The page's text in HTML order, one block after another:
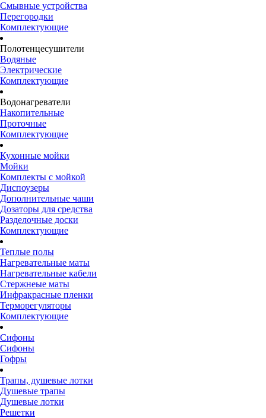
Смывные устройства
Перегородки
Комплектующие
Полотенцесушители
Водяные
Электрические
Комплектующие
Водонагреватели
Накопительные
Проточные
Комплектующие
Кухонные мойки
Мойки
Комплекты с мойкой
Диспоузеры
Дополнительные чаши
Дозаторы для средства
Разделочные доски
Комплектующие
Теплые полы
Нагревательные маты
Нагревательные кабели
Стержнеые маты
Инфракрасные пленки
Терморегуляторы
Комплектующие
Сифоны
Сифоны
Гофры
Трапы, душевые лотки
Душевые трапы
Душевые лотки
Решетки